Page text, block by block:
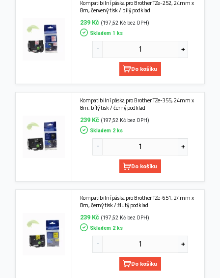
Kompatibilní páska pro Brother TZe-252, 24mm x
8m, červený tisk / bílý podklad
239 Kč (197,52 Kč bez DPH)
Skladem 1 ks
Do košíku
Kompatibilní páska pro Brother TZe-355, 24mm x
8m, bílý tisk / černý podklad
239 Kč (197,52 Kč bez DPH)
Skladem 2 ks
Do košíku
Kompatibilní páska pro Brother TZe-651, 24mm x
8m, černý tisk / žlutý podklad
239 Kč (197,52 Kč bez DPH)
Skladem 2 ks
Do košíku